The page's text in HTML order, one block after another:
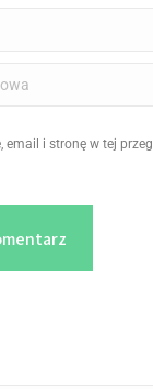
email i stronę w tej